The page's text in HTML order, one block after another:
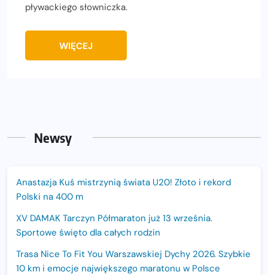
pływackiego słowniczka.
WIĘCEJ
Newsy
Anastazja Kuś mistrzynią świata U20! Złoto i rekord
Polski na 400 m
XV DAMAK Tarczyn Półmaraton już 13 września.
Sportowe święto dla całych rodzin
Trasa Nice To Fit You Warszawskiej Dychy 2026. Szybkie
10 km i emocje największego maratonu w Polsce